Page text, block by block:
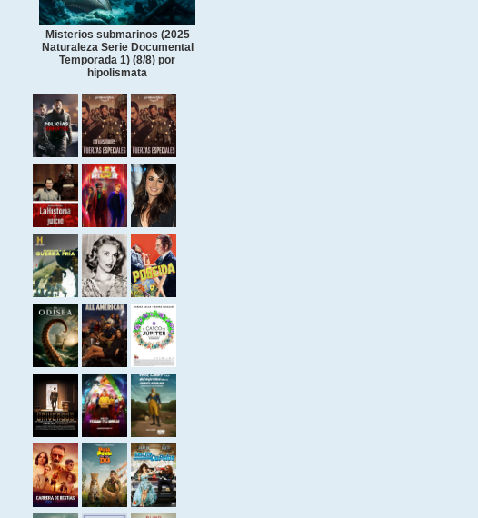
Misterios submarinos (2025
Naturaleza Serie Documental
Temporada 1) (8/8) por
hipolismata